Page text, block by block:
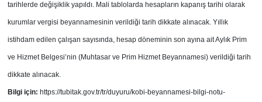
tarihlerde değişiklik yapıldı. Mali tablolarda hesapların kapanış tarihi olarak
kurumlar vergisi beyannamesinin verildiği tarih dikkate alınacak. Yıllık
istihdam edilen çalışan sayısında, hesap döneminin son ayına ait Aylık Prim
ve Hizmet Belgesi’nin (Muhtasar ve Prim Hizmet Beyannamesi) verildiği tarih
dikkate alınacak.
Bilgi için: https://tubitak.gov.tr/tr/duyuru/kobi-beyannamesi-bilgi-notu-